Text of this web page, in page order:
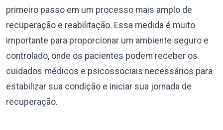
primeiro passo em um processo mais amplo de
recuperação e reabilitação. Essa medida é muito
importante para proporcionar um ambiente seguro e
controlado, onde os pacientes podem receber os
cuidados médicos e psicossociais necessários para
estabilizar sua condição e iniciar sua jornada de
recuperação.